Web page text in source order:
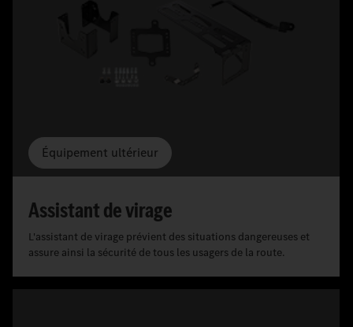
Équipement ultérieur
Assistant de virage
L'assistant de virage prévient des situations dangereuses et
assure ainsi la sécurité de tous les usagers de la route.